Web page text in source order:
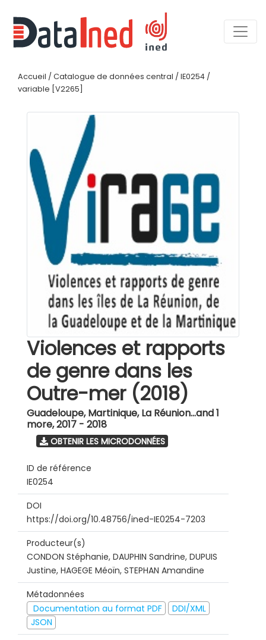
Accueil / Catalogue de données central / IE0254 /
variable [V2265]
Violences et rapports
de genre dans les
Outre-mer (2018)
Guadeloupe, Martinique, La Réunion...and 1
more,2017 - 2018
OBTENIR LES MICRODONNÉES
ID de référence
IE0254
DOI
https://doi.org/10.48756/ined-IE0254-7203
Producteur(s)
CONDON Stéphanie, DAUPHIN Sandrine, DUPUIS
Justine, HAGEGE Méoïn, STEPHAN Amandine
Métadonnées
Documentation au format PDF
DDI/XML
JSON